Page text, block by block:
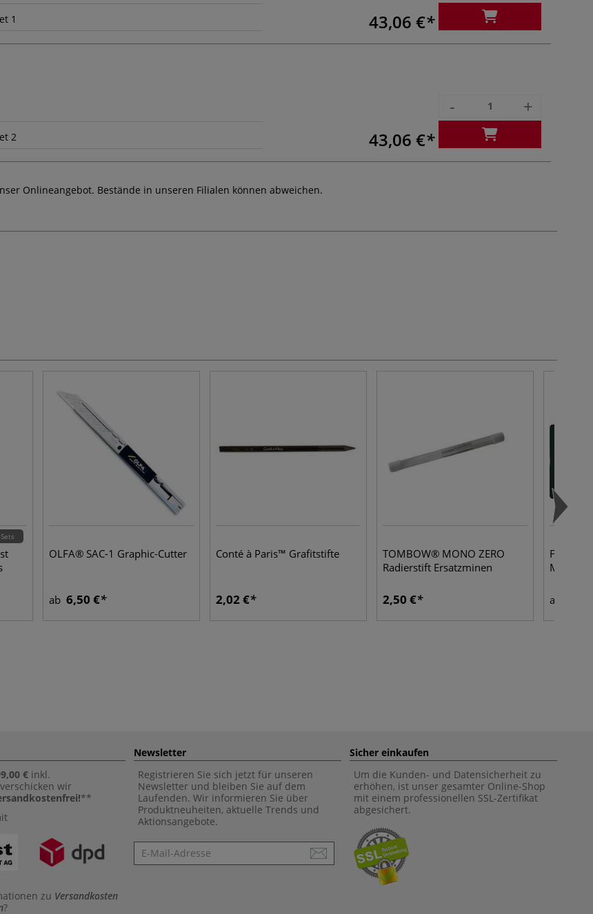
1 43,06 €
2 43,06 €
- +
Onlineangebot. Bestände in unseren Filialen können abweichen.
OLFA® SAC-1 Graphic-Cutter
ab 6,50 €
Conté à Paris™ Grafitstifte
2,02 €
TOMBOW® MONO ZERO
Radierstift Ersatzminen
2,50 €
FABER-
Matt im
ab
€ inkl.
wir
**
zu Versandkosten
?
Newsletter
Registrieren Sie sich jetzt für unseren
Newsletter und bleiben Sie auf dem
Laufenden. Wir informieren Sie über
Produktneuheiten, aktuelle Trends und
Aktionsangebote.
Newsletter
Sicher einkaufen
Um die Kunden- und Datensicherheit zu
erhöhen, ist unser gesamter Online-Shop
mit einem professionellen SSL-Zertifikat
abgesichert.